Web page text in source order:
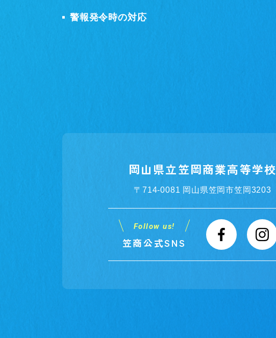
警報発令時の対応
岡山県立笠岡商業高等学校
〒714-0081 岡山県笠岡市笠岡3203
Follow us!
笠商公式SNS